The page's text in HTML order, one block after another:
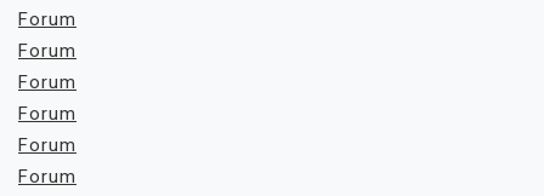
Forum
Forum
Forum
Forum
Forum
Forum